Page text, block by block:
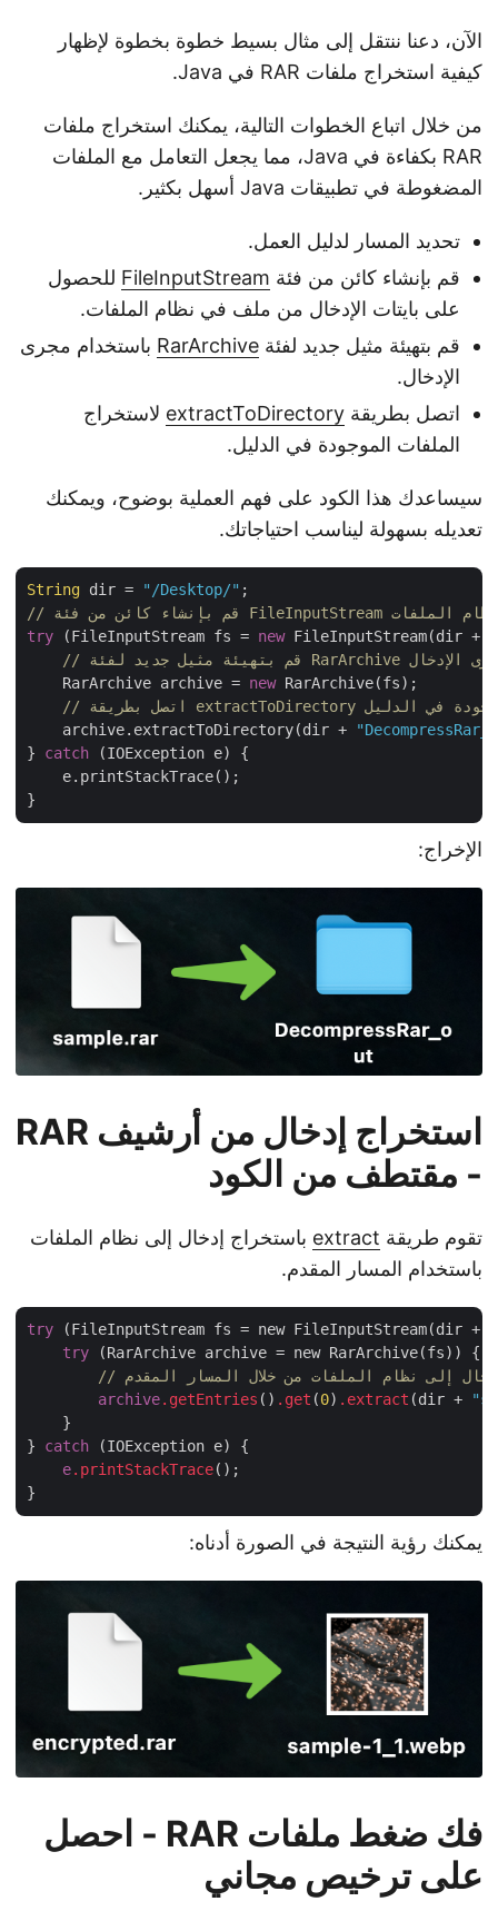
الآن، دعنا ننتقل إلى مثال بسيط خطوة بخطوة لإظهار
كيفية استخراج ملفات RAR في Java.
من خلال اتباع الخطوات التالية، يمكنك استخراج ملفات
RAR بكفاءة في Java، مما يجعل التعامل مع الملفات
المضغوطة في تطبيقات Java أسهل بكثير.
تحديد المسار لدليل العمل.
قم بإنشاء كائن من فئةFileInputStreamللحصول
على بايتات الإدخال من ملف في نظام الملفات.
قم بتهيئة مثيل جديد لفئةRarArchiveباستخدام مجرى
الإدخال.
اتصل بطريقةextractToDirectoryلاستخراج
الملفات الموجودة في الدليل.
سيساعدك هذا الكود على فهم العملية بوضوح، ويمكنك
تعديله بسهولة ليناسب احتياجاتك.
String dir = "/Desktop/"
try (FileInputStream fs = new FileInputStream(dir
    RarArchive archive =
new RarArchive(fs);
    archive.extractToDirectory(dir +
} catch (IOException e) {
    e.printStackTrace();
الإخراج:
استخراج إدخال من أرشيف RAR
- مقتطف من الكود
تقوم طريقةextractباستخراج إدخال إلى نظام الملفات
باستخدام المسار المقدم.
try (FileInputStream fs = new FileInputStream(dir
try (RarArchive archive = new RarArchive(fs)) {
archive.getEntries ().get(0 ).extract(dir +
    }
} catch (IOException e) {
e.printStackTrace ();
يمكنك رؤية النتيجة في الصورة أدناه:
فك ضغط ملفات RAR - احصل
على ترخيص مجاني